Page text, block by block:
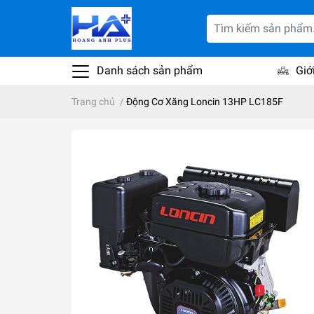
Danh sách sản phẩm
Trang chủ / Động Cơ Xăng Loncin 13HP LC185F